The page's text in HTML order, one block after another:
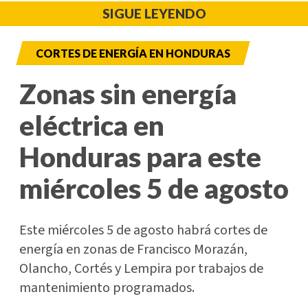
SIGUE LEYENDO
CORTES DE ENERGÍA EN HONDURAS
Zonas sin energía
eléctrica en
Honduras para este
miércoles 5 de agosto
Este miércoles 5 de agosto habrá cortes de
energía en zonas de Francisco Morazán,
Olancho, Cortés y Lempira por trabajos de
mantenimiento programados.